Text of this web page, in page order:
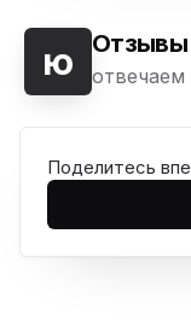
ю Морская
ю
Юмедиа
ю
Юмедиа
ю
Поделитесь